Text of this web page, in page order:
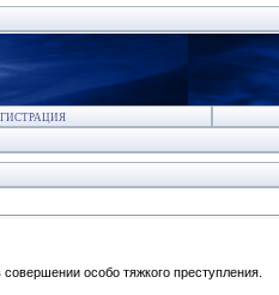
особо тяжкого преступления.